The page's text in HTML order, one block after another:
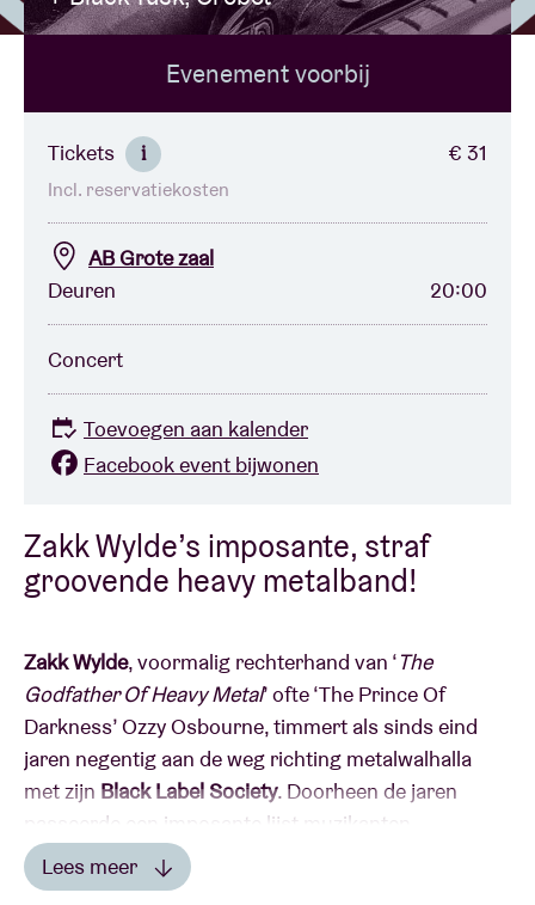
BRDCST
ABtv
Concertcheque
Over AB
Contact
Zakk Wylde’s imposante, straf
groovende heavy metalband!
Zakk Wylde, voormalig rechterhand van ‘The
Godfather Of Heavy Metal’ ofte ‘The Prince Of
Darkness’ Ozzy Osbourne, timmert als sinds eind
jaren negentig aan de weg richting metalwalhalla
met zijn Black Label Society. Doorheen de jaren
passeerde een imposante lijst muzikanten
(waaronder Craig Nunenmacher – Crowbar, Mike
Inez – Alice In Chains, Robert Trujillo – Metallica en
Lees meer
Evenement voorbij
Tickets i € 31
Incl. reservatiekosten
AB Grote zaal
Deuren
20:00
Concert
Toevoegen aan kalender
Facebook event bijwonen